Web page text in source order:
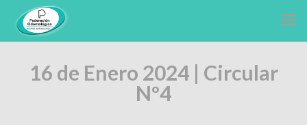
16 de Enero 2024 | Circular
Nº4